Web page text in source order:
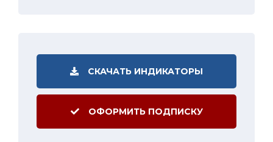
СКАЧАТЬ ИНДИКАТОРЫ
ОФОРМИТЬ ПОДПИСКУ